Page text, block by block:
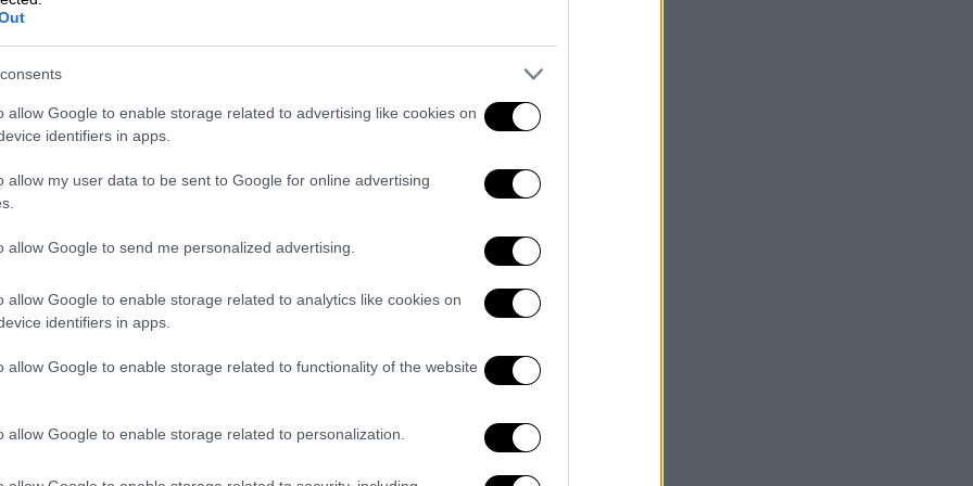
allow Google to enable storage related to advertising like cookies on
identifiers in apps.
allow my user data to be sent to Google for online advertising
allow Google to send me personalized advertising.
allow Google to enable storage related to analytics like cookies on
identifiers in apps.
allow Google to enable storage related to functionality of the website
allow Google to enable storage related to personalization.
video
Σύρων μετά τον σεισμό
είπε ότι τώρα οι άνθρωποι μένουν σε
από τον σκληρό χειμώνα,οι Σύροι